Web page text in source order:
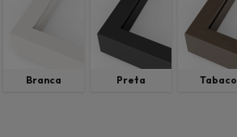
Branca Preta Tabaco